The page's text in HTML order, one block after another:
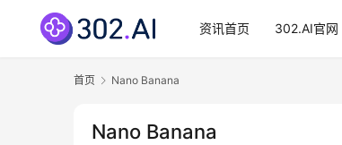
资讯首页 302.AI官网
首页 Nano Banana
Nano Banana